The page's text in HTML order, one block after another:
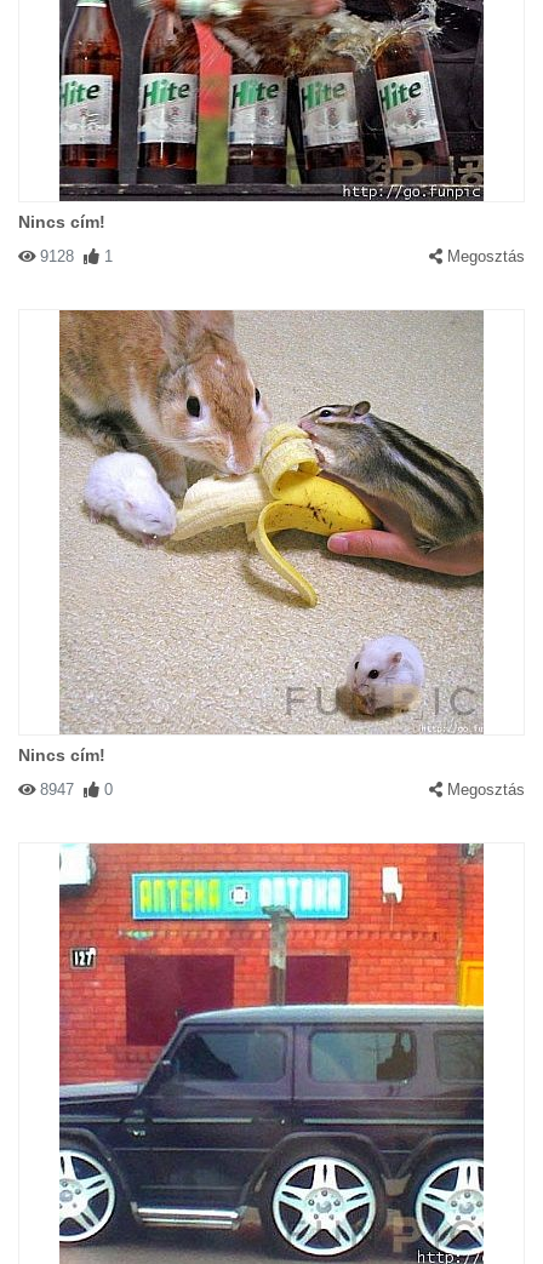
Nincs cím!
9128 1 Megosztás
Nincs cím!
8947 0 Megosztás